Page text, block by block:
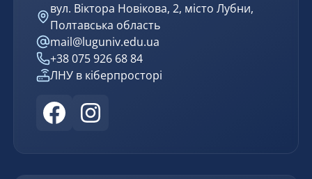
вул. Віктора Новікова, 2, місто Лубни,
Полтавська область
mail@luguniv.edu.ua
+38 075 926 68 84
ЛНУ в кіберпросторі